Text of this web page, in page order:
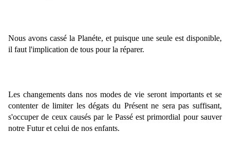
Nous avons cassé la Planéte, et puisque une seule est disponible,
il faut l'implication de tous pour la réparer.
Les changements dans nos modes de vie seront importants et se
contenter de limiter les dégats du Présent ne sera pas suffisant,
s'occuper de ceux causés par le Passé est primordial pour sauver
notre Futur et celui de nos enfants.